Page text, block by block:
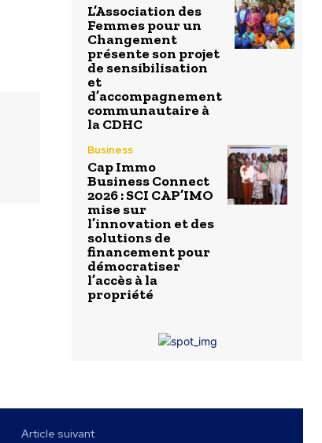
L’Association des
Femmes pour un
Changement
présente son projet
de sensibilisation
et
d’accompagnement
communautaire à
la CDHC
Business
Cap Immo
Business Connect
2026 : SCI CAP’IMO
mise sur
l’innovation et des
solutions de
financement pour
démocratiser
l’accès à la
propriété
Article suivant